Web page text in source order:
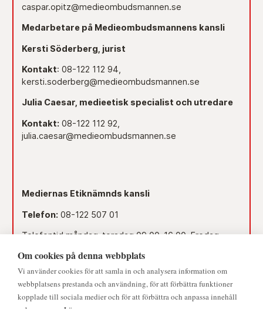
caspar.opitz@medieombudsmannen.se
Medarbetare på Medieombudsmannens kansli
Kersti Söderberg, jurist
Kontakt: 08-122 112 94,
kersti.soderberg@medieombudsmannen.se
Julia Caesar, medieetisk specialist och utredare
Kontakt: 08-122 112 92,
julia.caesar@medieombudsmannen.se
Mediernas Etiknämnds kansli
Telefon: 08-122 507 01
Telefontid måndag-torsdag 09.00–16.00. Fredag
Dag före röd dag 09.00–12.00.
Lunchstängt 12.00–13.00.
Om cookies på denna webbplats
Vi använder cookies för att samla in och analysera information om
webbplatsens prestanda och användning, för att förbättra funktioner
kopplade till sociala medier och för att förbättra och anpassa innehåll